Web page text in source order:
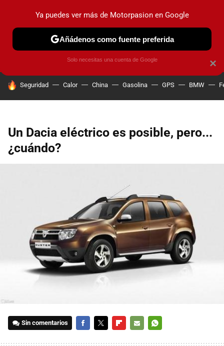
PRUEBAS COCHES ELÉCTRICOS OBSERVATORIO
HOY SE HABLA DE
Seguridad Calor China Gasolina GPS BMW
Un Dacia eléctrico es posible, pero...
¿cuándo?
Sin comentarios
×
Ya puedes ver más de Motorpasion en Google
Añádenos como fuente preferida
Solo necesitas una cuenta de Google